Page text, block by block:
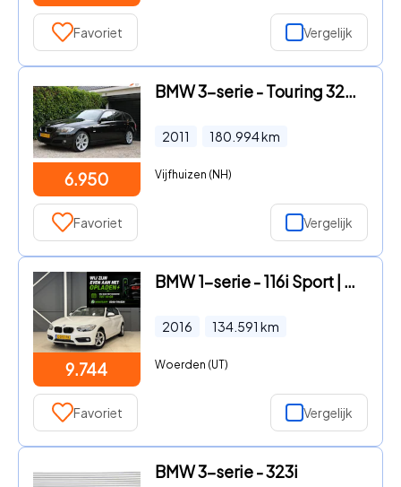
Favoriet Vergelijk
6.950
BMW 3-serie - Touring 320i Business Line | Dealeronderhouden
2011 180.994km
Vijfhuizen (NH)
Favoriet Vergelijk
9.744
BMW 1-serie - 116i Sport | Airco | M-Sport | Parkeersensor |
2016 134.591 km
Woerden (UT)
Favoriet Vergelijk
BMW 3-serie - 323i